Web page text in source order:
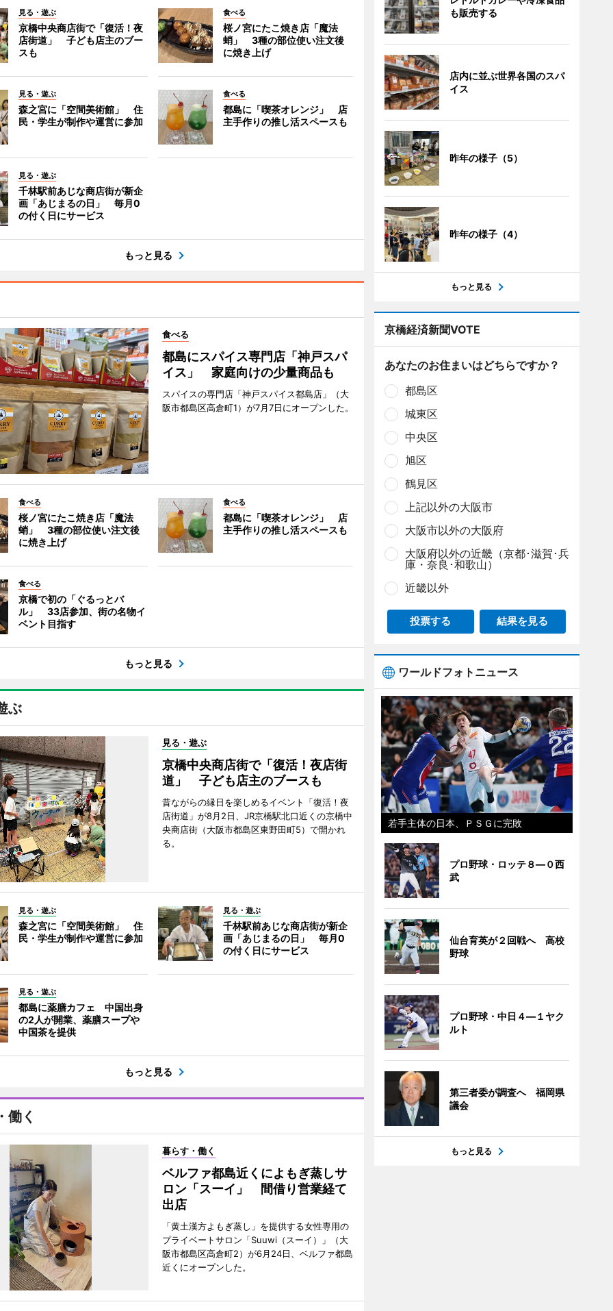
見る・遊ぶ
京橋中央商店街で「復活！夜
店街道」 子ども店主のブー
スも
食べる
桜ノ宮にたこ焼き店「魔法
蛸」 3種の部位使い注文後
に焼き上げ
見る・遊ぶ
森之宮に「空間美術館」 住
民・学生が制作や運営に参加
食べる
都島に「喫茶オレンジ」 店
主手作りの推し活スペースも
見る・遊ぶ
千林駅前あじな商店街が新企
画「あじまるの日」 毎月0
の付く日にサービス
もっと見る
食べる
都島にスパイス専門店「神戸スパ
イス」 家庭向けの少量商品も
スパイスの専門店「神戸スパイス都島店」（大
阪市都島区高倉町1）が7月7日にオープンした。
食べる
桜ノ宮にたこ焼き店「魔法
蛸」 3種の部位使い注文後
に焼き上げ
食べる
都島に「喫茶オレンジ」 店
主手作りの推し活スペースも
食べる
京橋で初の「ぐるっとバ
ル」 33店参加、街の名物イ
ベント目指す
もっと見る
ぶ
見る・遊ぶ
京橋中央商店街で「復活！夜店街
道」 子ども店主のブースも
昔ながらの縁日を楽しめるイベント「復活！夜
店街道」が8月2日、JR京橋駅北口近くの京橋中
央商店街（大阪市都島区東野田町5）で開かれ
る。
見る・遊ぶ
森之宮に「空間美術館」 住
民・学生が制作や運営に参加
見る・遊ぶ
千林駅前あじな商店街が新企
画「あじまるの日」 毎月0
の付く日にサービス
見る・遊ぶ
都島に薬膳カフェ 中国出身
の2人が開業、薬膳スープや
中国茶を提供
もっと見る
働く
暮らす・働く
ベルファ都島近くによもぎ蒸しサ
ロン「スーイ」 間借り営業経て
出店
「黄土漢方よもぎ蒸し」を提供する女性専用の
プライベートサロン「Suuwi（スーイ）」（大
阪市都島区高倉町2）が6月24日、ベルファ都島
近くにオープンした。
も販売する
店内に並ぶ世界各国のスパ
イス
昨年の様子（5）
昨年の様子（4）
もっと見る
京橋経済新聞VOTE
あなたのお住まいはどちらですか？
都島区
城東区
中央区
旭区
鶴見区
上記以外の大阪市
大阪市以外の大阪府
大阪府以外の近畿（京都･滋賀･兵
庫・奈良･和歌山）
近畿以外
投票する 結果を見る
ワールドフォトニュース
若手主体の日本、ＰＳＧに完敗
プロ野球・ロッテ８―０西
武
仙台育英が２回戦へ 高校
野球
プロ野球・中日４―１ヤク
ルト
第三者委が調査へ 福岡県
議会
もっと見る